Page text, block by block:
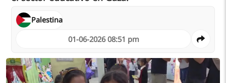
01-06-2026 08:51 pm
Palestina